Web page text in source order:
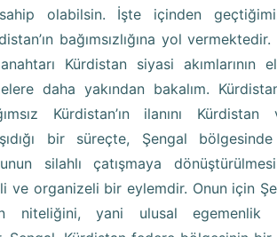
olabilsin. İşte içinden
bağımsızlığına yol
Kürdistan siyasi akımlarının
daha yakından bakalım.
Kürdistan’ın ilanını
bir süreçte, Şengal
silahlı çatışmaya
ve organizeli bir eylemdir. Onun için
niteliğini, yani ulusal egemenlik